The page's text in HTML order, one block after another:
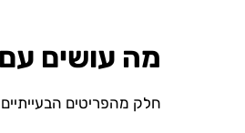
מה עושים
חלק מהפריטים